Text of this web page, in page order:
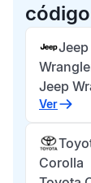
Jeep
Jeep
Ver
Corolla